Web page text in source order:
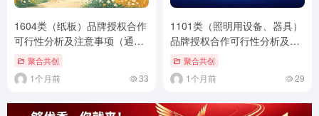
1604类（纸板）品牌授权合作
可行性分析及注意事项（通用
标准版）
聚合共创
1个月前 33
1101类（照明用设备、器具）
品牌授权合作可行性分析及注
意事项（通用标准版）
聚合共创
1个月前 29